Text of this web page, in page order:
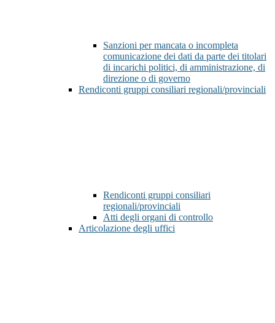
Sanzioni per mancata o incompleta
comunicazione dei dati da parte dei titolari
di incarichi politici, di amministrazione, di
direzione o di governo
Rendiconti gruppi consiliari regionali/provinciali
Rendiconti gruppi consiliari
regionali/provinciali
Atti degli organi di controllo
Articolazione degli uffici